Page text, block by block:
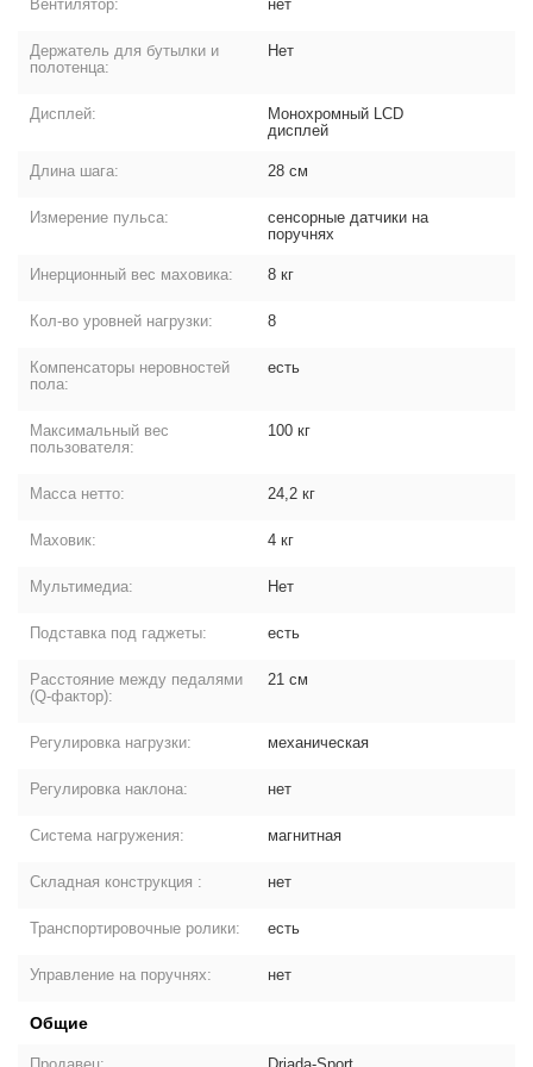
Вентилятор: нет
Держатель для бутылки и
полотенца:
Нет
Дисплей:
Монохромный LCD
дисплей
Длина шага: 28 см
Измерение пульса:
сенсорные датчики на
поручнях
Инерционный вес маховика: 8 кг
Кол-во уровней нагрузки: 8
Компенсаторы неровностей
пола:
есть
Максимальный вес
пользователя:
100 кг
Масса нетто: 24,2 кг
Маховик: 4 кг
Мультимедиа: Нет
Подставка под гаджеты: есть
Расстояние между педалями
(Q-фактор):
21 см
Регулировка нагрузки: механическая
Регулировка наклона: нет
Система нагружения: магнитная
Складная конструкция : нет
Транспортировочные ролики: есть
Управление на поручнях: нет
Общие